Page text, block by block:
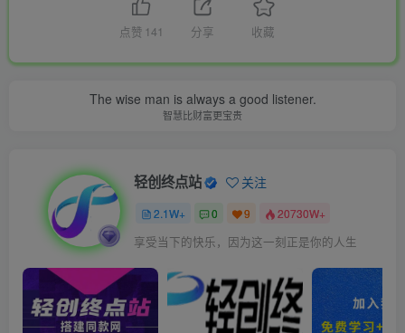
点赞 141 分享 收藏
The wise man is always a good listener.
智慧比财富更宝贵
轻创终点站 关注
2.1W+ 0 9 20730W+
享受当下的快乐，因为这一刻正是你的人生